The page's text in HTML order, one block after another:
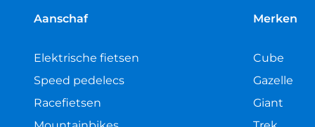
Aanschaf
Elektrische fietsen
Speed pedelecs
Racefietsen
Merken
Cube
Gazelle
Giant